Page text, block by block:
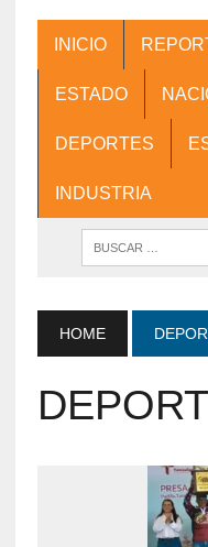
INICIO
ESTADO
DEPORTES
INDUSTRIA
HOME